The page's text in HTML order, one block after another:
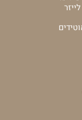
לייזר